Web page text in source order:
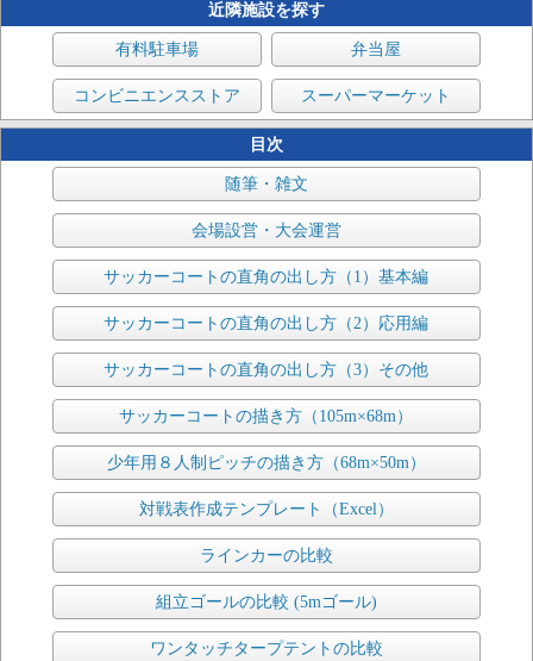
近隣施設を探す
有料駐車場 弁当屋
コンビニエンスストア スーパーマーケット
目次
随筆・雑文
会場設営・大会運営
サッカーコートの直角の出し方（1）基本編
サッカーコートの直角の出し方（2）応用編
サッカーコートの直角の出し方（3）その他
サッカーコートの描き方（105m×68m）
少年用８人制ピッチの描き方（68m×50m）
対戦表作成テンプレート（Excel）
ラインカーの比較
組立ゴールの比較 (5mゴール)
ワンタッチタープテントの比較